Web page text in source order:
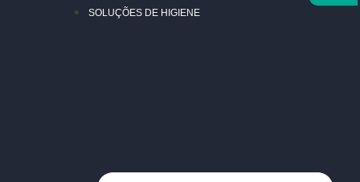
SOLUÇÕES DE HIGIENE